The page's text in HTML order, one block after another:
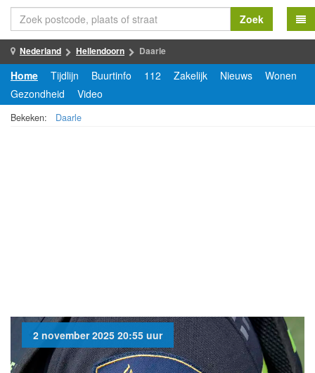
Zoek
Nederland Hellendoorn Daarle
Home Tijdlijn Buurtinfo 112 Zakelijk Nieuws
Wonen
Gezondheid
Video
Bekeken: Daarle
2 november 2025 20:55 uur